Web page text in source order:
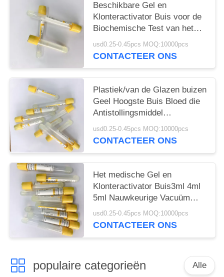
Beschikbare Gel en
Klonteractivator Buis voor de
Biochemische Test van het
Noodsituatieserum
usd0.25-0.45pcs MOQ:10000pcs
CONTACTEER ONS
Plastiek/van de Glazen buizen
Geel Hoogste Buis Bloed die
Antistollingsmiddel
verzamelen
usd0.25-0.45pcs MOQ:10000pcs
CONTACTEER ONS
Het medische Gel en
Klonteractivator Buis3ml 4ml
5ml Nauwkeurige Vacuüm
trekt Volume
usd0.25-0.45pcs MOQ:10000pcs
CONTACTEER ONS
populaire categorieën Alle